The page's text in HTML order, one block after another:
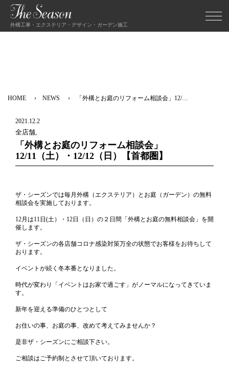
外構工事・エクステリア・デザイン・ガーデン施工
HOME NEWS 「外構とお庭のリフォーム相談会」12/…
2021.12.2
全店舗,
「外構とお庭のリフォーム相談会」
12/11（土）・12/12（日）【首都圏】
ザ・シーズンでは毎月外構（エクステリア）とお庭（ガーデン）の無料
相談会を実施しております。
12月は11日(土）・12日（日）の２日間「外構とお庭の無料相談会」を開
催します。
ザ・シーズンの各店舗コロナ感染対策万全の状態でお客様をお待ちして
おります。
イベントが続く冬本番となりました。
時代が変わり「イベントはお家で過ごす」がノーマルになってきていま
す。
新年を迎える準備のひとつとして
お住いの事、お庭の事、改めて考えてみませんか？
是非ザ・シーズンにご相談下さい。
ご相談はご予約制とさせて頂いております。